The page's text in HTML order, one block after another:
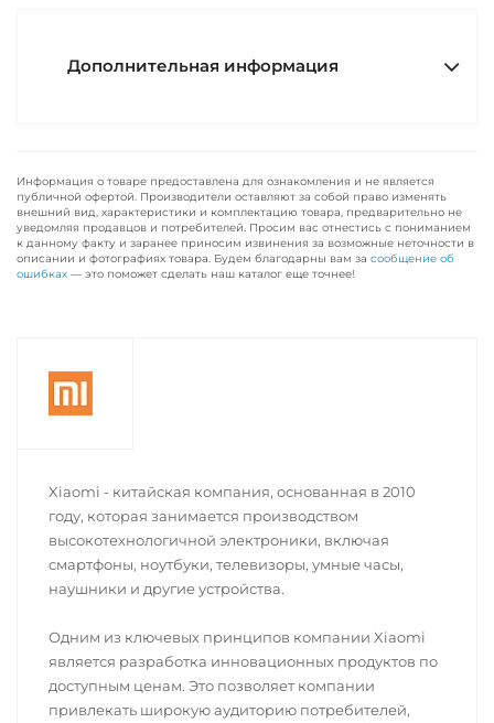
Дополнительная информация
Информация о товаре предоставлена для ознакомления и не является
публичной офертой. Производители оставляют за собой право изменять
внешний вид, характеристики и комплектацию товара, предварительно не
уведомляя продавцов и потребителей. Просим вас отнестись с пониманием
к данному факту и заранее приносим извинения за возможные неточности в
описании и фотографиях товара. Будем благодарны вам за сообщение об
ошибках — это поможет сделать наш каталог еще точнее!
Xiaomi - китайская компания, основанная в 2010
году, которая занимается производством
высокотехнологичной электроники, включая
смартфоны, ноутбуки, телевизоры, умные часы,
наушники и другие устройства.
Одним из ключевых принципов компании Xiaomi
является разработка инновационных продуктов по
доступным ценам. Это позволяет компании
привлекать широкую аудиторию потребителей,